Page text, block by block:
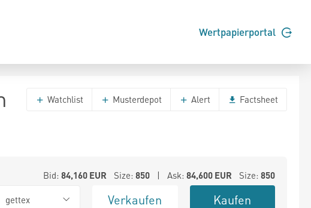
Wertpapierportal
Watchlist Musterdepot Alert Factsheet
Bid: 84,160EUR Size: 850| Ask: 84,600EUR Size: 850
gettex Verkaufen Kaufen